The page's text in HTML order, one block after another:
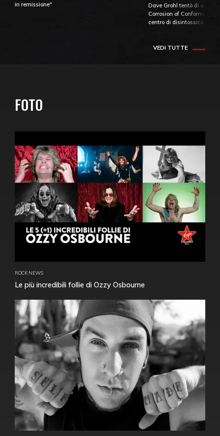
in remissione"
Dave Grohl tentò di
Corrosion of Conformity
centro di
VEDI TUTTE
FOTO
ROCK NEWS
Le più incredibili follie di Ozzy Osbourne